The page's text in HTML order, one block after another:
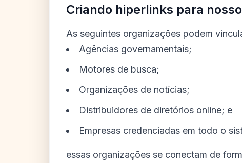
Criando hiperlinks para
As seguintes organizações podem
Agências governamentais;
Motores de busca;
Organizações de notícias;
Distribuidores de diretórios online; e
Empresas credenciadas em todo o
essas organizações se conectam de